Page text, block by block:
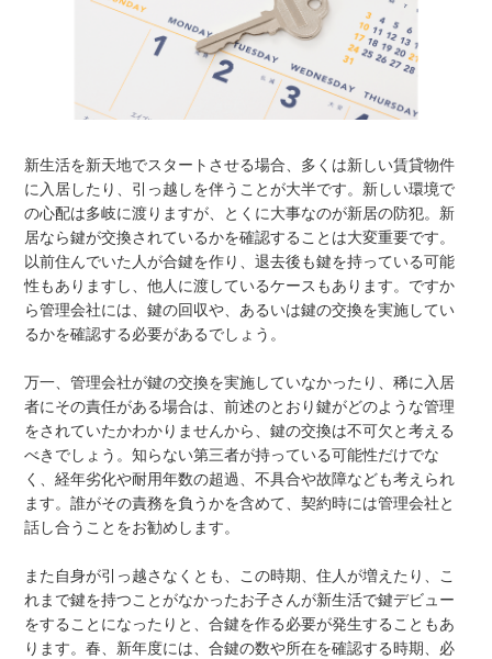
新生活を新天地でスタートさせる場合、多くは新しい賃貸物件
に入居したり、引っ越しを伴うことが大半です。新しい環境で
の心配は多岐に渡りますが、とくに大事なのが新居の防犯。新
居なら鍵が交換されているかを確認することは大変重要です。
以前住んでいた人が合鍵を作り、退去後も鍵を持っている可能
性もありますし、他人に渡しているケースもあります。ですか
ら管理会社には、鍵の回収や、あるいは鍵の交換を実施してい
るかを確認する必要があるでしょう。
万一、管理会社が鍵の交換を実施していなかったり、稀に入居
者にその責任がある場合は、前述のとおり鍵がどのような管理
をされていたかわかりませんから、鍵の交換は不可欠と考える
べきでしょう。知らない第三者が持っている可能性だけでな
く、経年劣化や耐用年数の超過、不具合や故障なども考えられ
ます。誰がその責務を負うかを含めて、契約時には管理会社と
話し合うことをお勧めします。
また自身が引っ越さなくとも、この時期、住人が増えたり、こ
れまで鍵を持つことがなかったお子さんが新生活で鍵デビュー
をすることになったりと、合鍵を作る必要が発生することもあ
ります。春、新年度には、合鍵の数や所在を確認する時期、必